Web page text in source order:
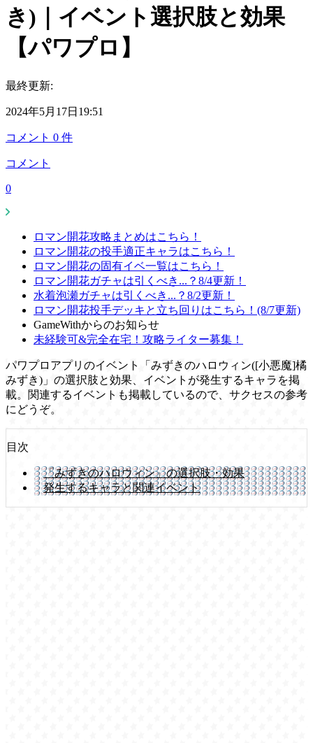
き)｜イベント選択肢と効果
【パワプロ】
最終更新:
2024年5月17日19:51
コメント 0 件
コメント
0
ロマン開花攻略まとめはこちら！
ロマン開花の投手適正キャラはこちら！
ロマン開花の固有イベ一覧はこちら！
ロマン開花ガチャは引くべき...？8/4更新！
水着泡瀬ガチャは引くべき...？8/2更新！
ロマン開花投手デッキと立ち回りはこちら！(8/7更新)
GameWithからのお知らせ
未経験可&完全在宅！攻略ライター募集！
パワプロアプリのイベント「みずきのハロウィン([小悪魔]橘
みずき)」の選択肢と効果、イベントが発生するキャラを掲
載。関連するイベントも掲載しているので、サクセスの参考
にどうぞ。
目次
「みずきのハロウィン」の選択肢・効果
発生するキャラと関連イベント